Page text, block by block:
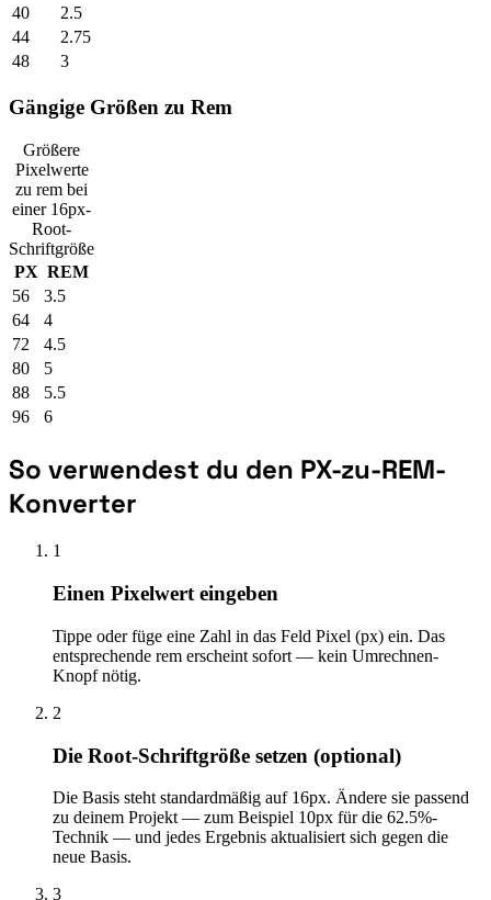
40
2.5
44
2.75
48
3
Gängige Größen zu Rem
Größere
Pixelwerte
zu rem bei
einer 16px-
Root-
Schriftgröße
PX REM
56
3.5
64
4
72
4.5
80
5
88
5.5
96
6
So verwendest du den PX-zu-REM-
Konverter
1
Einen Pixelwert eingeben
Tippe oder füge eine Zahl in das Feld Pixel (px) ein. Das
entsprechende rem erscheint sofort — kein Umrechnen-
Knopf nötig.
2
Die Root-Schriftgröße setzen (optional)
Die Basis steht standardmäßig auf 16px. Ändere sie passend
zu deinem Projekt — zum Beispiel 10px für die 62.5%-
Technik — und jedes Ergebnis aktualisiert sich gegen die
neue Basis.
3